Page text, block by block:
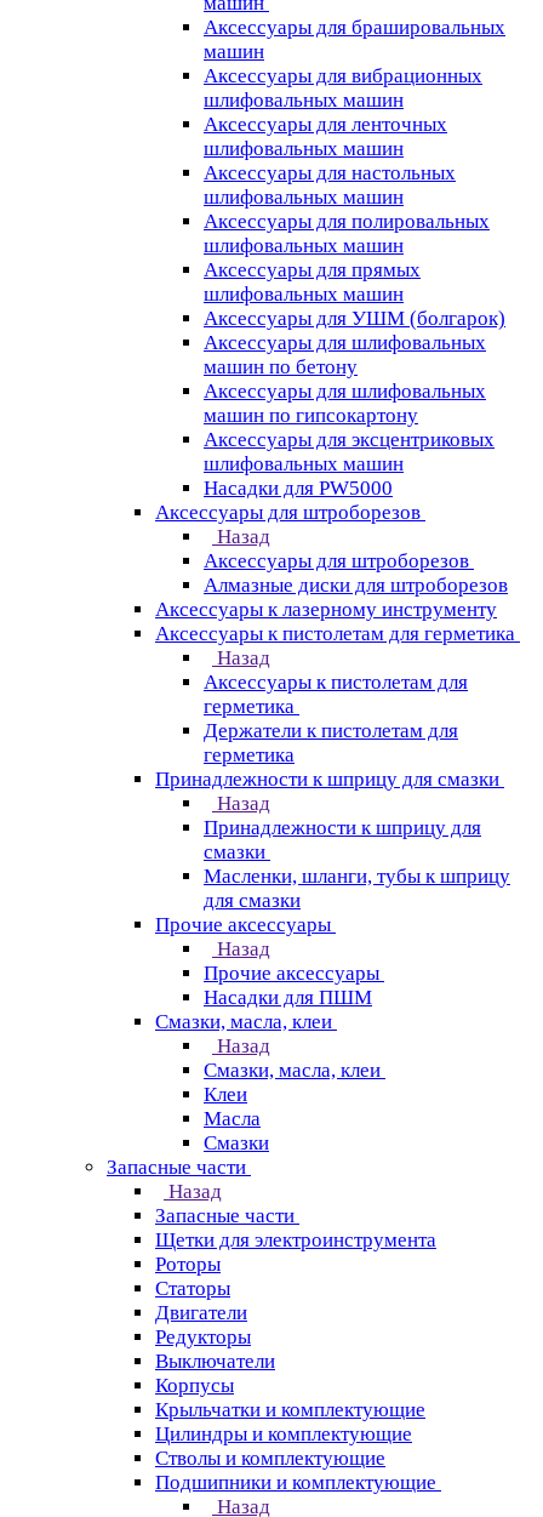
Аксессуары для брашировальных
машин
Аксессуары для вибрационных
шлифовальных машин
Аксессуары для ленточных
шлифовальных машин
Аксессуары для настольных
шлифовальных машин
Аксессуары для полировальных
шлифовальных машин
Аксессуары для прямых
шлифовальных машин
Аксессуары для УШМ (болгарок)
Аксессуары для шлифовальных
машин по бетону
Аксессуары для шлифовальных
машин по гипсокартону
Аксессуары для эксцентриковых
шлифовальных машин
Насадки для PW5000
Аксессуары для штроборезов
Назад
Аксессуары для штроборезов
Алмазные диски для штроборезов
Аксессуары к лазерному инструменту
Аксессуары к пистолетам для герметика
Назад
Аксессуары к пистолетам для
герметика
Держатели к пистолетам для
герметика
Принадлежности к шприцу для смазки
Назад
Принадлежности к шприцу для
смазки
Масленки, шланги, тубы к шприцу
для смазки
Прочие аксессуары
Назад
Прочие аксессуары
Насадки для ПШМ
Смазки, масла, клеи
Назад
Смазки, масла, клеи
Клеи
Масла
Смазки
Запасные части
Назад
Запасные части
Щетки для электроинструмента
Роторы
Статоры
Двигатели
Редукторы
Выключатели
Корпусы
Крыльчатки и комплектующие
Цилиндры и комплектующие
Стволы и комплектующие
Подшипники и комплектующие
Назад